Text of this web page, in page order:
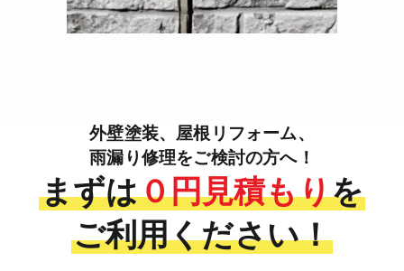
外壁塗装、屋根リフォーム、
雨漏り修理をご検討の方へ！
まずは０円見積もりを
ご利用ください！